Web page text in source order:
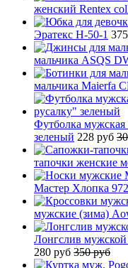
женский Rentex
Эратекс H-50-1
мальчика ASQS
мальчика Maierfa
Футболка
зеленый 228 руб
тапочки женские
Мастер Хлопка 972
мужские (зима)
Лонгслив
280 руб 350 руб